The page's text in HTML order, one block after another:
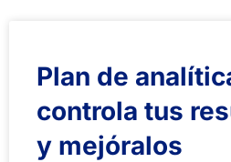
Plan de
controla tus
y mejóralos